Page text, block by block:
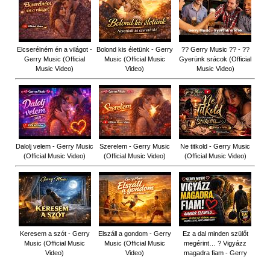
Elcserélném én a világot -
Gerry Music (Official
Music Video)
Bolond kis életünk - Gerry
Music (Official Music
Video)
?? Gerry Music ?? - ??
Gyerünk srácok (Official
Music Video)
Dalolj velem - Gerry Music
(Official Music Video)
Szerelem - Gerry Music
(Official Music Video)
Ne titkold - Gerry Music
(Official Music Video)
Keresem a szót - Gerry
Music (Official Music
Video)
Elszáll a gondom - Gerry
Music (Official Music
Video)
Ez a dal minden szülőt
megérint… ? Vigyázz
magadra fiam - Gerry